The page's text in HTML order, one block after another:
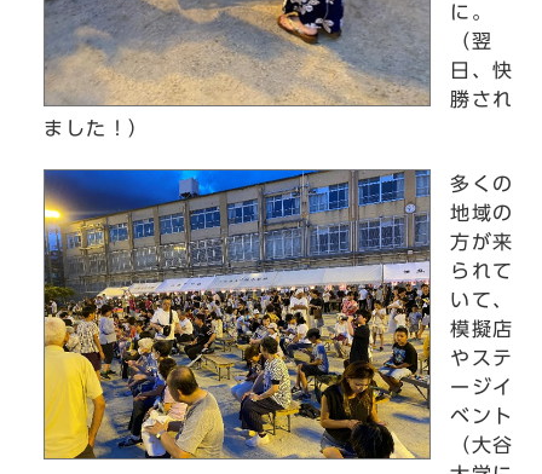
に。
（翌
日、快
勝され
ました！）
多くの
地域の
方が来
られて
いて、
模擬店
やステ
ージイ
ベント
（大谷